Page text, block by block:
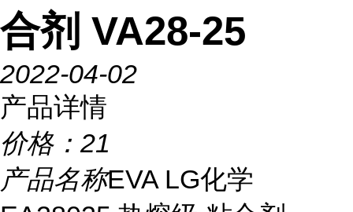
合剂 VA28-25
2022-04-02
产品详情
价格： 21
产品名称EVA LG化学